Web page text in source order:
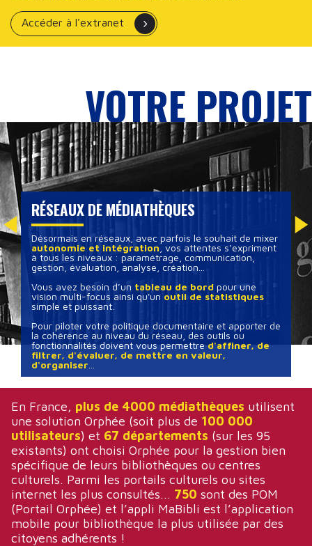
Accéder à l'extranet
VOTRE PROJET
RÉSEAUX DE MÉDIATHÈQUES
Désormais en réseaux, avec parfois le souhait de mixer
autonomie et intégration, vos attentes s’expriment
à tous les niveaux : paramétrage, communication,
gestion, évaluation, analyse, création...
Vous avez besoin d’un tableau de bord pour une
vision multi-focus ainsi qu'un outil de statistiques
simple et puissant.
Pour piloter votre politique documentaire et apporter de
la cohérence au niveau du réseau, des outils ou
fonctionnalités doivent vous permettred'affiner, de
filtrer, d'évaluer, de mettre en valeur,
d'organiser
En France, plus de 4000 médiathèques utilisent
une solution Orphée (soit plus de 100 000
utilisateurs) et 67 départements (sur les 95
existants) ont choisi Orphée pour la gestion bien
spécifique de leurs bibliothèques ou centres
culturels. Parmi les portails culturels ou sites
internet les plus consultés... 750 sont des POM
(Portail Orphée) et l’appli MaBibli est l’application
mobile pour bibliothèque la plus utilisée par des
citoyens adhérents !